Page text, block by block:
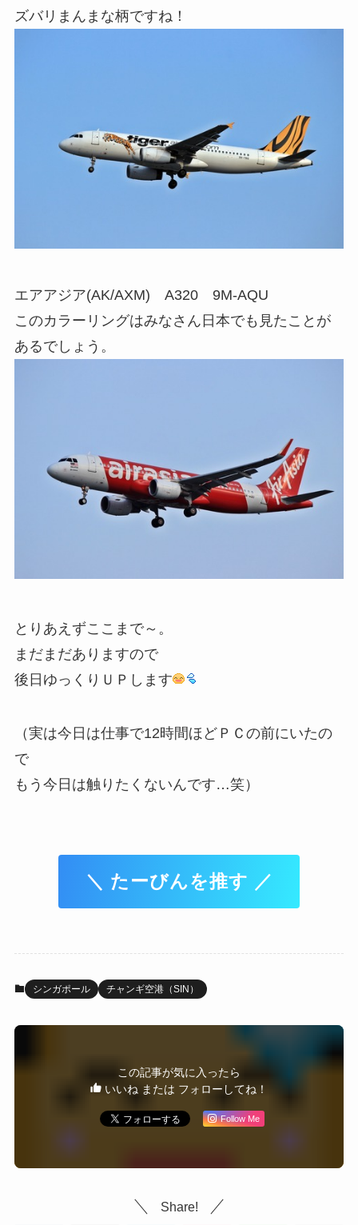
ズバリまんまな柄ですね！
エアアジア(AK/AXM) A320 9M-AQU
このカラーリングはみなさん日本でも見たことが
あるでしょう。
とりあえずここまで～。
まだまだありますので
後日ゆっくりＵＰします
（実は今日は仕事で12時間ほどＰＣの前にいたの
で
もう今日は触りたくないんです…笑）
＼ たーびんを推す ／
シンガポール チャンギ空港（SIN）
この記事が気に入ったら
いいね または フォローしてね！
Follow Me
Share!